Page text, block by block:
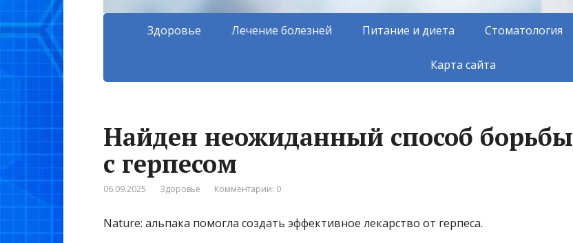
Здоровье Лечение болезней Питание и диета Стоматология
Карта сайта
Найден неожиданный способ борьбы
с герпесом
06.09.2025 Здоровье Комментарии: 0
Nature: альпака помогла создать эффективное лекарство от герпеса.